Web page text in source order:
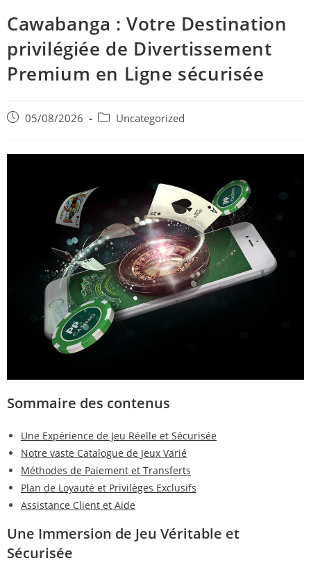
Cawabanga : Votre Destination
privilégiée de Divertissement
Premium en Ligne sécurisée
05/08/2026 Uncategorized
Sommaire des contenus
Une Expérience de Jeu Réelle et Sécurisée
Notre vaste Catalogue de Jeux Varié
Méthodes de Paiement et Transferts
Plan de Loyauté et Privilèges Exclusifs
Assistance Client et Aide
Une Immersion de Jeu Véritable et
Sécurisée